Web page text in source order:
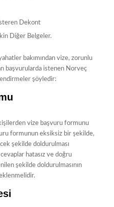
Dekont
Diğer Belgeler.
bakımından vize, zorunlu
başvurularda istenen Norveç
şöyledir:
vize başvuru formunu
formunun eksiksiz bir şekilde,
şekilde doldurulması
hatasız ve doğru
şekilde doldurulmasının